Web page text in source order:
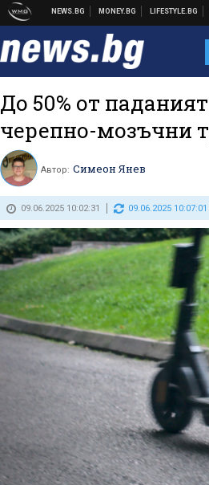
До 50% от
черепно-мозъчни
Автор: Симеон Янев
09.06.2025 10:02:31 09.06.2025 10:07:01